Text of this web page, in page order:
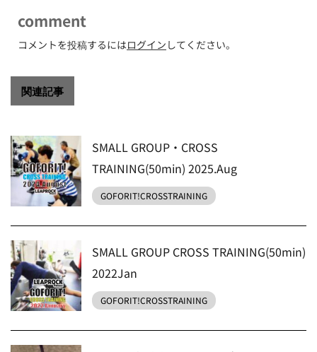
comment
コメントを投稿するにはログイン してください。
関連記事
SMALL GROUP・CROSS
TRAINING(50min) 2025.Aug
GOFORIT!CROSSTRAINING
SMALL GROUP CROSS TRAINING(50min)
2022Jan
GOFORIT!CROSSTRAINING